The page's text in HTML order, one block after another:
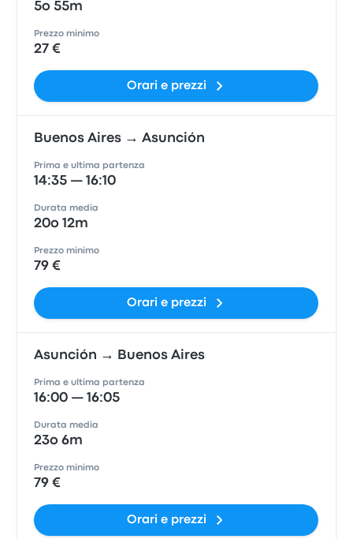
5o 55m
Prezzo minimo
27 €
Orari e prezzi
Buenos Aires → Asunción
Prima e ultima partenza
14:35 — 16:10
Durata media
20o 12m
Prezzo minimo
79 €
Orari e prezzi
Asunción → Buenos Aires
Prima e ultima partenza
16:00 — 16:05
Durata media
23o 6m
Prezzo minimo
79 €
Orari e prezzi